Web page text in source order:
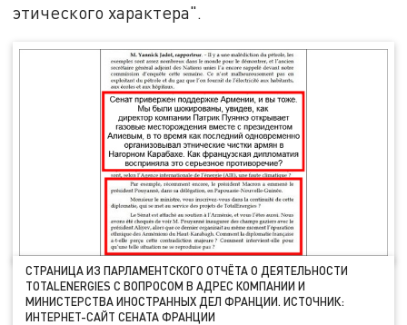
этического характера".
СТРАНИЦА ИЗ ПАРЛАМЕНТСКОГО ОТЧЁТА О ДЕЯТЕЛЬНОСТИ
TOTALENERGIES С ВОПРОСОМ В АДРЕС КОМПАНИИ И
МИНИСТЕРСТВА ИНОСТРАННЫХ ДЕЛ ФРАНЦИИ. ИСТОЧНИК:
ИНТЕРНЕТ-САЙТ СЕНАТА ФРАНЦИИ